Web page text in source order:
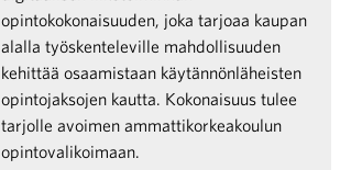
opintokokonaisuuden, joka tarjoaa kaupan
alalla työskenteleville mahdollisuuden
kehittää osaamistaan käytännönläheisten
opintojaksojen kautta. Kokonaisuus tulee
tarjolle avoimen ammattikorkeakoulun
opintovalikoimaan.